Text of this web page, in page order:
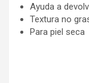
Ayuda a
Textura no
Para piel seca